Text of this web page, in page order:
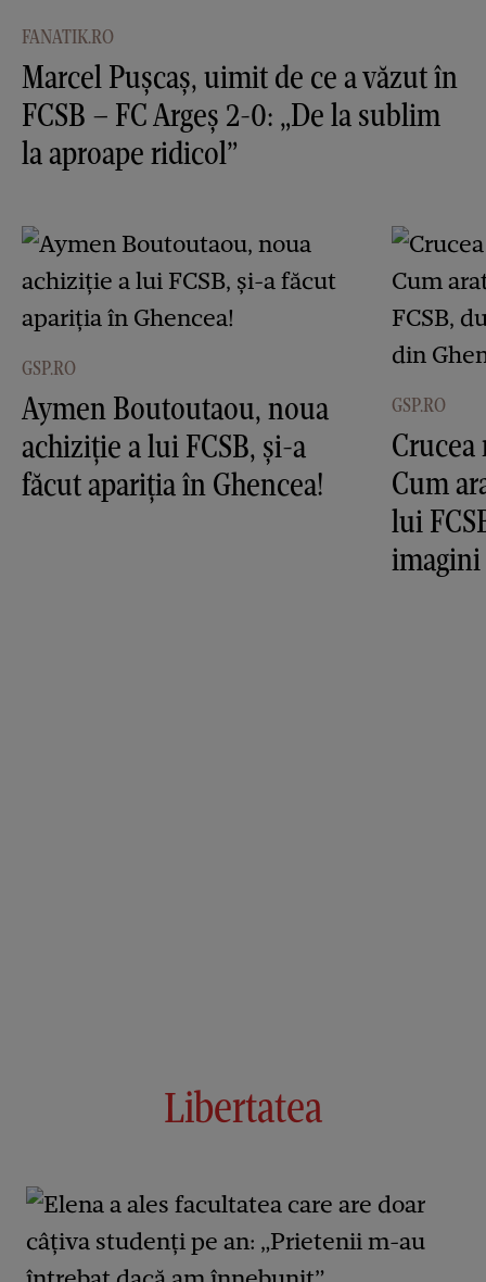
FANATIK.RO
Marcel Pușcaș, uimit de ce a văzut în
FCSB – FC Argeș 2-0: „De la sublim
la aproape ridicol”
GSP.RO
Aymen Boutoutaou, noua
achiziție a lui FCSB, și-a
făcut apariția în Ghencea!
GSP.RO
Crucea
Cum
lui
imagini
Libertatea